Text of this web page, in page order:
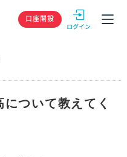
GMOクリック
口座開設
ついて教えてく